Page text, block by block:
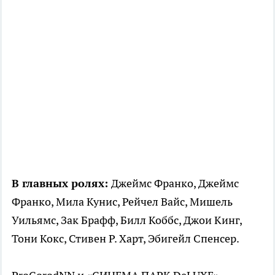
В главных ролях: Джеймс Франко, Джеймс
Франко, Мила Кунис, Рейчел Вайс, Мишель
Уильямс, Зак Брафф, Билл Коббс, Джои Кинг,
Тони Кокс, Стивен Р. Харт, Эбигейл Спенсер.